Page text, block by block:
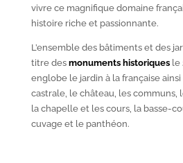
vivre ce magnifique domaine
histoire riche et passionnante.
L’ensemble des bâtiments et des
titre des monuments historiquesle
englobe le jardin à la française ainsi
castrale, le château, les communs,
la chapelle et les cours, la basse-
cuvage et le panthéon.